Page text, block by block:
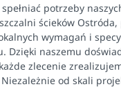
potrzeby
ścieków
wymagań i
Dzięki naszemu
zlecenie
od skali